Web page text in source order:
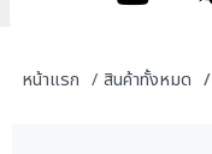
หน้าแรก สินค้าทั้งหมด